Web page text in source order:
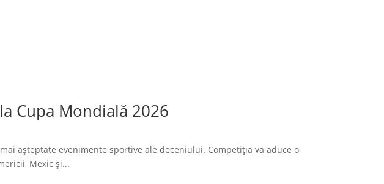
Cupa Mondială 2026
așteptate evenimente sportive ale deceniului. Competiția va aduce o
Mexic și...